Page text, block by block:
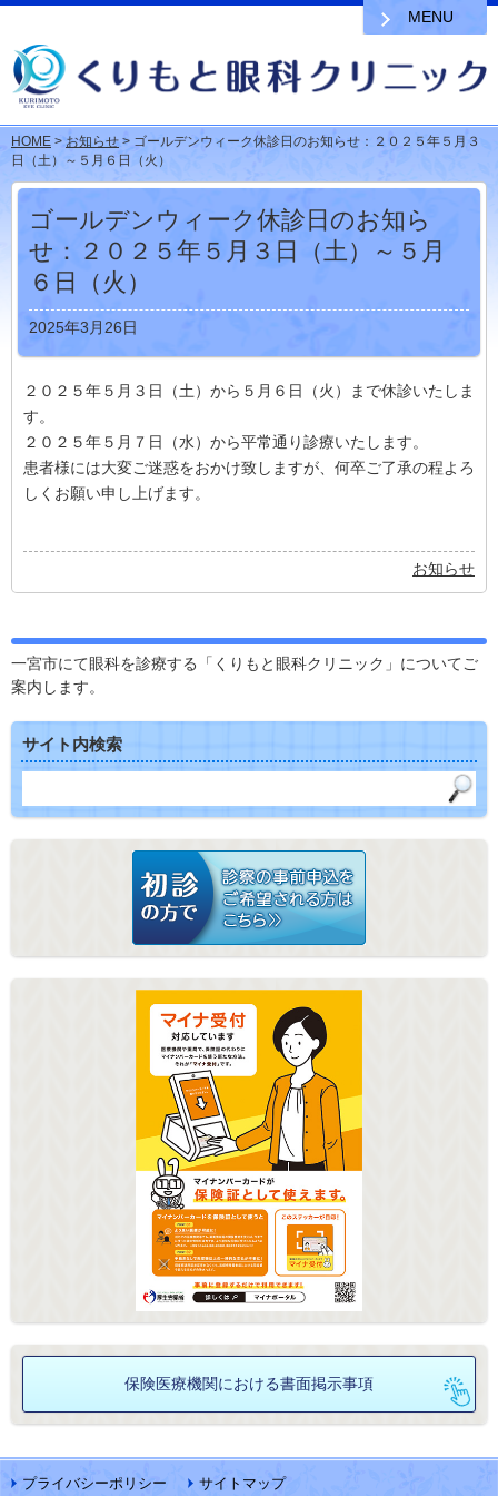
HOME >お知らせ > ゴールデンウィーク休診日のお知らせ：２０２５年５月３
日（土）～５月６日（火）
ゴールデンウィーク休診日のお知ら
せ：２０２５年５月３日（土）～５月
６日（火）
2025年3月26日
２０２５年５月３日（土）から５月６日（火）まで休診いたしま
す。
２０２５年５月７日（水）から平常通り診療いたします。
患者様には大変ご迷惑をおかけ致しますが、何卒ご了承の程よろ
しくお願い申し上げます。
お知らせ
一宮市にて眼科を診療する「くりもと眼科クリニック」についてご
案内します。
MENU
サイト内検索
保険医療機関における書面掲示事項
プライバシーポリシー サイトマップ